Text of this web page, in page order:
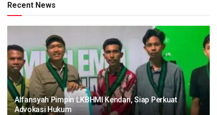
Recent News
Alfansyah Pimpin LKBHMI Kendari, Siap Perkuat
Advokasi Hukum